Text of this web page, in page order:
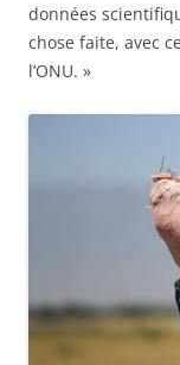
données
chose faite, avec
l’ONU. »